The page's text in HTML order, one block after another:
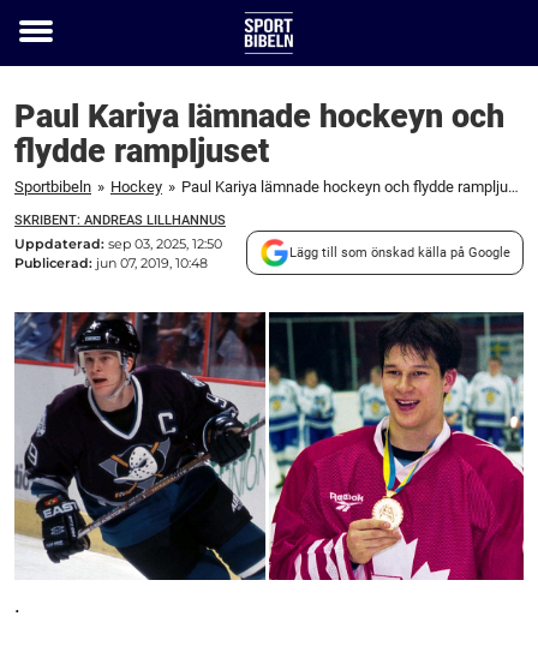
Toggle
Paul Kariya lämnade hockeyn och
flydde rampljuset
Sportbibeln » Hockey » Paul Kariya lämnade hockeyn och flydde rampljuset
SKRIBENT: ANDREAS LILLHANNUS
Uppdaterad: sep 03, 2025, 12:50
Publicerad: jun 07, 2019, 10:48
Lägg till som önskad källa på Google
.